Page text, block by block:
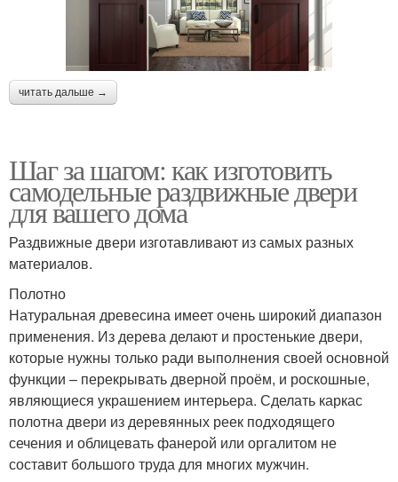
читать дальше →
Шаг за шагом: как изготовить
самодельные раздвижные двери
для вашего дома
Раздвижные двери изготавливают из самых разных
материалов.
Полотно
Натуральная древесина имеет очень широкий диапазон
применения. Из дерева делают и простенькие двери,
которые нужны только ради выполнения своей основной
функции – перекрывать дверной проём, и роскошные,
являющиеся украшением интерьера. Сделать каркас
полотна двери из деревянных реек подходящего
сечения и облицевать фанерой или оргалитом не
составит большого труда для многих мужчин.